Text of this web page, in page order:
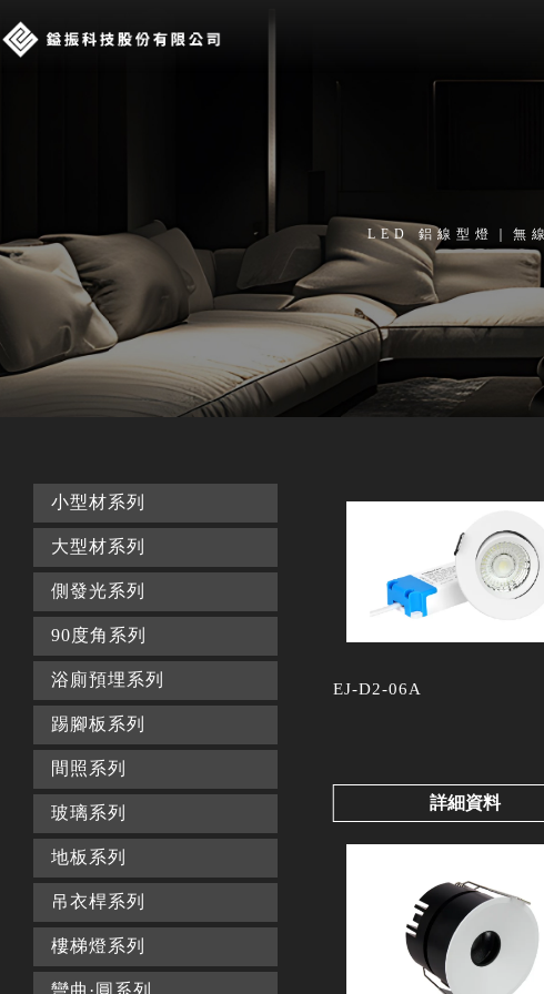
小型材系列
大型材系列
側發光系列
90度角系列
浴廁預埋系列
踢腳板系列
間照系列
玻璃系列
地板系列
吊衣桿系列
樓梯燈系列
彎曲·圓系列
EJ-D2-06A
詳細資料